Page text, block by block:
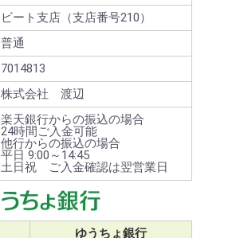
ビート支店（支店番号210）
普通
7014813
株式会社 渡辺
楽天銀行からの振込の場合
24時間ご入金可能
他行からの振込の場合
平日 9:00～14:45
土日祝 ご入金確認は翌営業日
ゆうちょ銀行